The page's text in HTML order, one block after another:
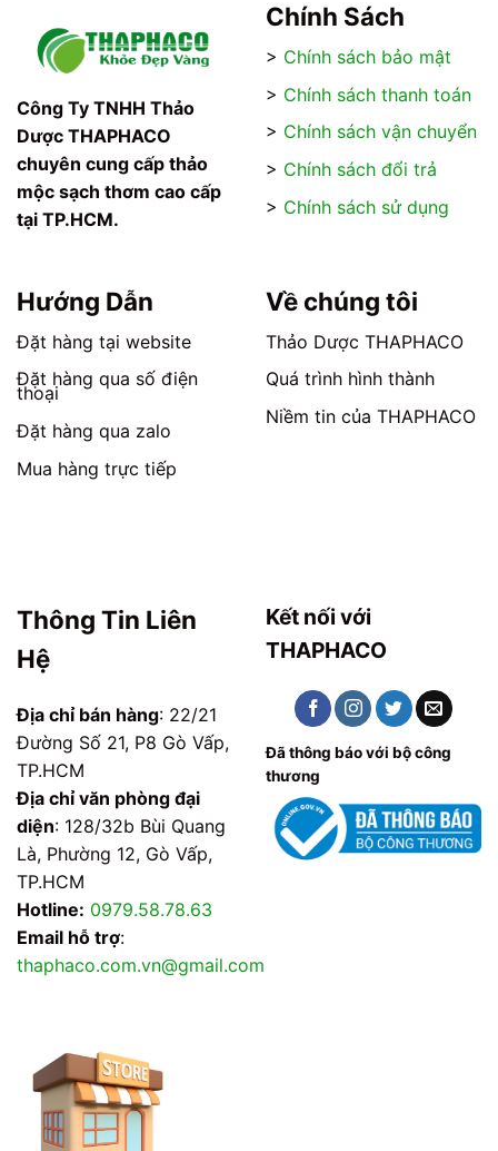
Công Ty TNHH Thảo
Dược THAPHACO
chuyên cung cấp thảo
mộc sạch thơm cao cấp
tại TP.HCM.
Chính Sách
> Chính sách bảo mật
> Chính sách thanh toán
> Chính sách vận chuyển
> Chính sách đổi trả
> Chính sách sử dụng
Hướng Dẫn
Đặt hàng tại website
Đặt hàng qua số điện
thoại
Đặt hàng qua zalo
Mua hàng trực tiếp
Về chúng tôi
Thảo Dược THAPHACO
Quá trình hình thành
Niềm tin của THAPHACO
Thông Tin Liên
Hệ
Địa chỉ bán hàng: 22/21
Đường Số 21, P8 Gò Vấp,
TP.HCM
Địa chỉ văn phòng đại
diện: 128/32b Bùi Quang
Là, Phường 12, Gò Vấp,
TP.HCM
Hotline: 0979.58.78.63
Email hỗ trợ:
thaphaco.com.vn@gmail.com
Kết nối với
THAPHACO
Đã thông báo với bộ công
thương